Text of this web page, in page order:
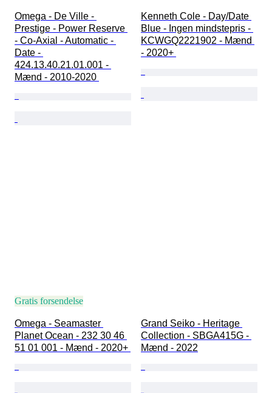
Omega - De Ville -
Prestige - Power Reserve
- Co-Axial - Automatic -
Date -
424.13.40.21.01.001 -
Mænd - 2010-2020
Kenneth Cole - Day/Date
Blue - Ingen mindstepris -
KCWGQ2221902 - Mænd
- 2020+
Gratis forsendelse
Omega - Seamaster
Planet Ocean - 232 30 46
51 01 001 - Mænd - 2020+
Grand Seiko - Heritage
Collection - SBGA415G -
Mænd - 2022